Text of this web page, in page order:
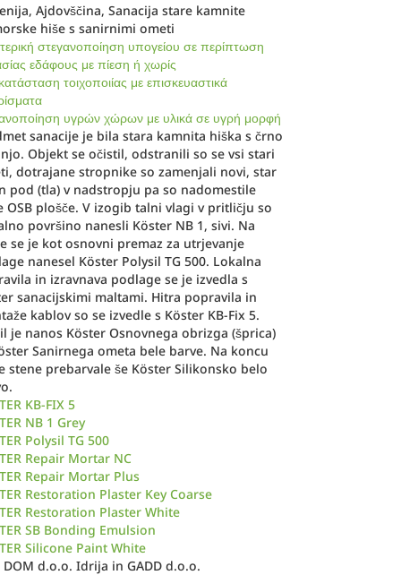
Ajdovščina, Sanacija stare kamnite
hiše s sanirnimi ometi
στεγανοποίηση υπογείου σε περίπτωση
εδάφους με πίεση ή χωρίς
τοιχοποιίας με επισκευαστικά
υγρών χώρων με υλικά σε υγρή μορφή
sanacije je bila stara kamnita hiška s črno
Objekt se očistil, odstranili so se vsi stari
dotrajane stropnike so zamenjali novi, star
pod (tla) v nadstropju pa so nadomestile
OSB plošče. V izogib talni vlagi v pritličju so
površino nanesli Köster NB 1, sivi. Na
se je kot osnovni premaz za utrjevanje
nanesel Köster Polysil TG 500. Lokalna
in izravnava podlage se je izvedla s
sanacijskimi maltami. Hitra popravila in
kablov so se izvedle s Köster KB-Fix 5.
je nanos Köster Osnovnega obrizga (šprica)
Sanirnega ometa bele barve. Na koncu
stene prebarvale še Köster Silikonsko belo
KB-FIX 5
NB 1 Grey
Polysil TG 500
Repair Mortar NC
Repair Mortar Plus
Restoration Plaster Key Coarse
Restoration Plaster White
SB Bonding Emulsion
Silicone Paint White
DOM d.o.o. Idrija in GADD d.o.o.